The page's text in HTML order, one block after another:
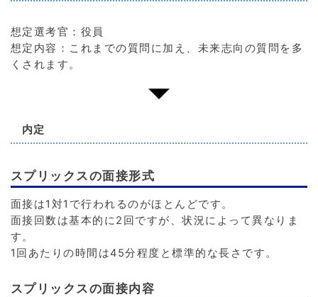
想定選考官：役員
想定内容：これまでの質問に加え、未来志向の質問を多
くされます。
内定
スプリックスの面接形式
面接は1対1で行われるのがほとんどです。
面接回数は基本的に2回ですが、状況によって異なりま
す。
1回あたりの時間は45分程度と標準的な長さです。
スプリックスの面接内容